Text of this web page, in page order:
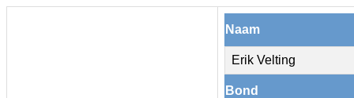
Naam
Erik Velting
Bond